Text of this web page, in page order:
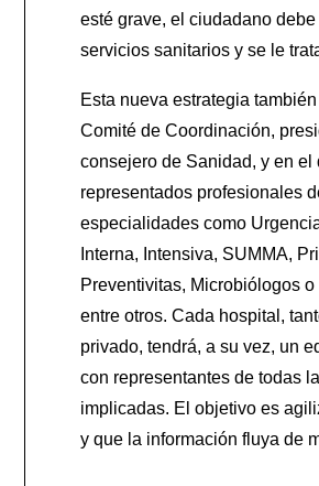
esté grave, el ciudadano
servicios sanitarios y se le
Esta nueva estrategia
Comité de Coordinación,
consejero de Sanidad, y en el
representados profesionales
especialidades como
Interna, Intensiva, SUMMA,
Preventivitas, Microbiólogos
entre otros. Cada hospital,
privado, tendrá, a su vez, un
con representantes de todas
implicadas. El objetivo es
y que la información fluya de